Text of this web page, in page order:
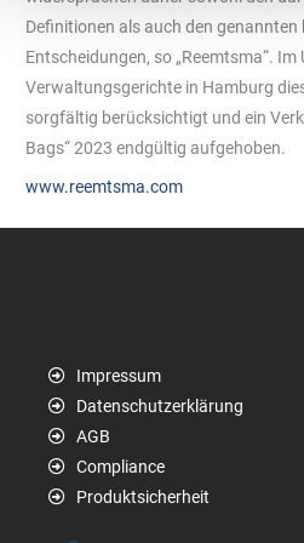
Definitionen als auch den
Entscheidungen, so „Reemtsma“.
Verwaltungsgerichte in Hamburg
sorgfältig berücksichtigt und ein
Bags“ 2023 endgültig aufgehoben.
www.reemtsma.com
Impressum
Datenschutzerklärung
AGB
Compliance
Produktsicherheit